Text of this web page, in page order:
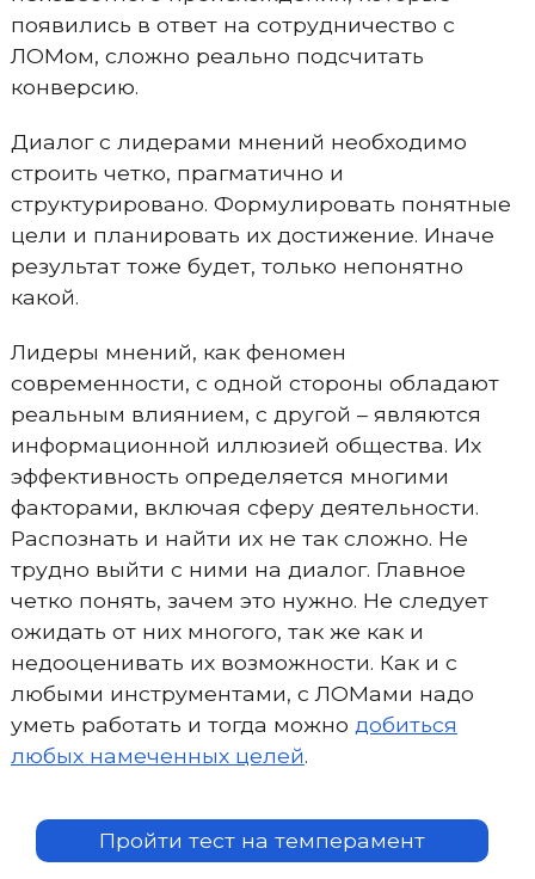
появились в ответ на сотрудничество с
ЛОМом, сложно реально подсчитать
конверсию.
Диалог с лидерами мнений необходимо
строить четко, прагматично и
структурировано. Формулировать понятные
цели и планировать их достижение. Иначе
результат тоже будет, только непонятно
какой.
Лидеры мнений, как феномен
современности, с одной стороны обладают
реальным влиянием, с другой – являются
информационной иллюзией общества. Их
эффективность определяется многими
факторами, включая сферу деятельности.
Распознать и найти их не так сложно. Не
трудно выйти с ними на диалог. Главное
четко понять, зачем это нужно. Не следует
ожидать от них многого, так же как и
недооценивать их возможности. Как и с
любыми инструментами, с ЛОМами надо
уметь работать и тогда можно добиться
любых намеченных целей.
Пройти тест на темперамент